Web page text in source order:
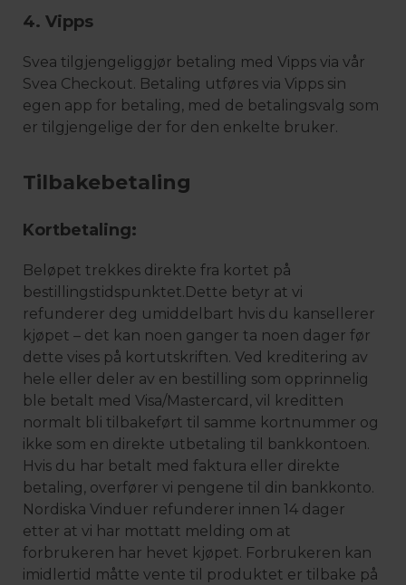
4. Vipps
Svea tilgjengeliggjør betaling med Vipps via vår
Svea Checkout. Betaling utføres via Vipps sin
egen app for betaling, med de betalingsvalg som
er tilgjengelige der for den enkelte bruker.
Tilbakebetaling
Kortbetaling:
Beløpet trekkes direkte fra kortet på
bestillingstidspunktet.Dette betyr at vi
refunderer deg umiddelbart hvis du kansellerer
kjøpet – det kan noen ganger ta noen dager før
dette vises på kortutskriften. Ved kreditering av
hele eller deler av en bestilling som opprinnelig
ble betalt med Visa/Mastercard, vil kreditten
normalt bli tilbakeført til samme kortnummer og
ikke som en direkte utbetaling til bankkontoen.
Hvis du har betalt med faktura eller direkte
betaling, overfører vi pengene til din bankkonto.
Nordiska Vinduer refunderer innen 14 dager
etter at vi har mottatt melding om at
forbrukeren har hevet kjøpet. Forbrukeren kan
imidlertid måtte vente til produktet er tilbake på